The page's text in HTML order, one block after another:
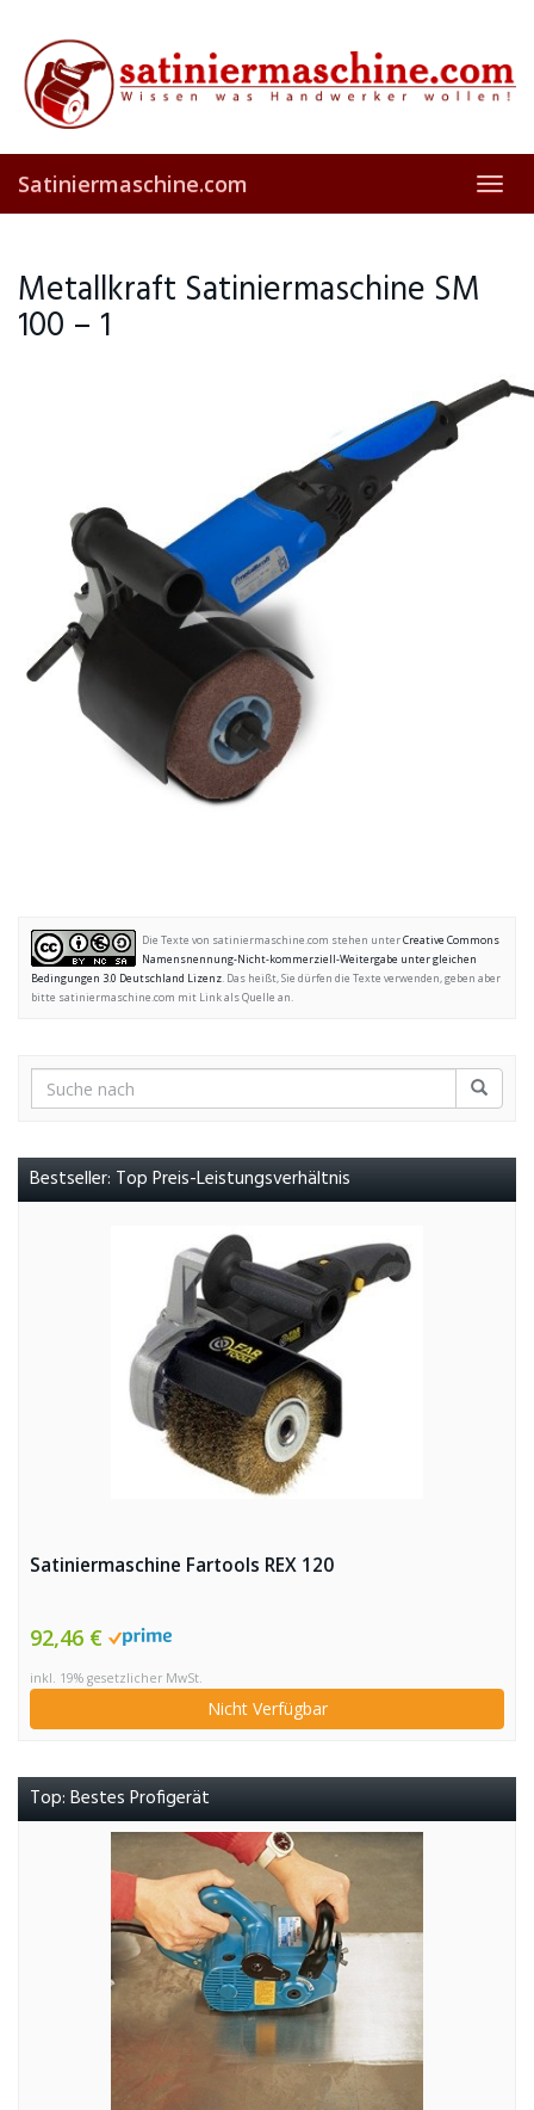
main
content
Satiniermaschine.com
Metallkraft Satiniermaschine SM
100 – 1
Die Texte von satiniermaschine.com stehen unterCreative Commons
Namensnennung-Nicht-kommerziell-Weitergabe unter gleichen
Bedingungen 3.0 Deutschland Lizenz. Das heißt, Sie dürfen die Texte verwenden, geben aber
bitte satiniermaschine.com mit Link als Quelle an.
Bestseller: Top Preis-Leistungsverhältnis
Satiniermaschine Fartools REX 120
92,46 €
inkl. 19% gesetzlicher MwSt.
Nicht Verfügbar
Top: Bestes Profigerät